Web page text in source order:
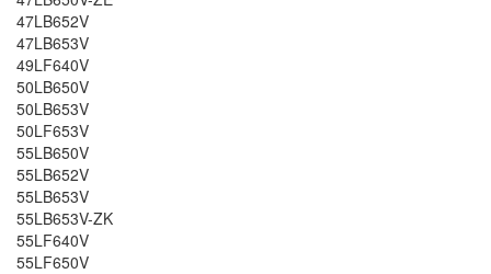
47LB652V
47LB653V
49LF640V
50LB650V
50LB653V
50LF653V
55LB650V
55LB652V
55LB653V
55LB653V-ZK
55LF640V
55LF650V